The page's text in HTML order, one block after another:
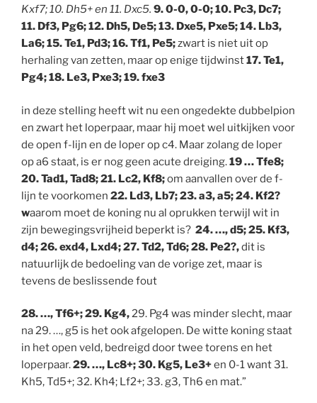
Kxf7; 10. Dh5+ en 11. Dxc5. 9. 0-0, 0-0; 10. Pc3, Dc7;
11. Df3, Pg6; 12. Dh5, De5; 13. Dxe5, Pxe5; 14. Lb3,
La6; 15. Te1, Pd3; 16. Tf1, Pe5;zwart is niet uit op
herhaling van zetten, maar op enige tijdwinst17. Te1,
Pg4; 18. Le3, Pxe3; 19. fxe3
in deze stelling heeft wit nu een ongedekte dubbelpion
en zwart het loperpaar, maar hij moet wel uitkijken voor
de open f-lijn en de loper op c4. Maar zolang de loper
op a6 staat, is er nog geen acute dreiging.19 … Tfe8;
20. Tad1, Tad8; 21. Lc2, Kf8;om aanvallen over de f-
lijn te voorkomen 22. Ld3, Lb7; 23. a3, a5; 24. Kf2?
waarom moet de koning nu al oprukken terwijl wit in
zijn bewegingsvrijheid beperkt is? 24. …, d5; 25. Kf3,
d4; 26. exd4, Lxd4; 27. Td2, Td6; 28. Pe2?,dit is
natuurlijk de bedoeling van de vorige zet, maar is
tevens de beslissende fout
28. …, Tf6+; 29. Kg4,29. Pg4 was minder slecht, maar
na 29. …, g5 is het ook afgelopen. De witte koning staat
in het open veld, bedreigd door twee torens en het
loperpaar.29. …, Lc8+; 30. Kg5, Le3+en 0-1 want 31.
Kh5, Td5+; 32. Kh4; Lf2+; 33. g3, Th6 en mat.”